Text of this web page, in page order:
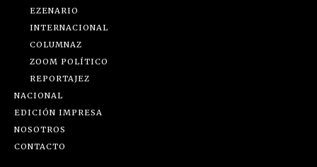
EZENARIO
INTERNACIONAL
COLUMNAZ
ZOOM POLÍTICO
REPORTAJEZ
NACIONAL
EDICIÓN IMPRESA
NOSOTROS
CONTACTO